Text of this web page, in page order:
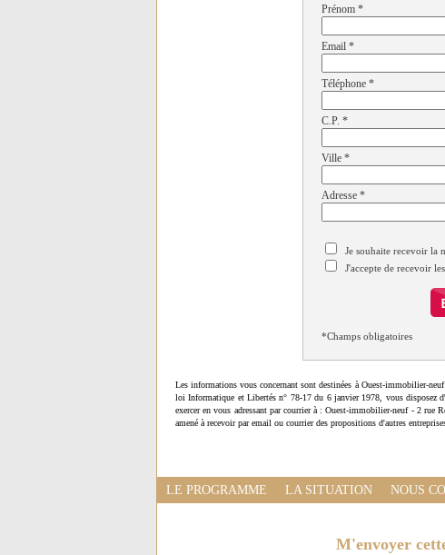
Prénom *
Email *
Téléphone *
C.P. *
Ville *
Adresse *
Je souhaite recevoir la
J'accepte de recevoir
*Champs obligatoires
Les informations vous concernant sont destinées à Ouest-immobilier-
loi Informatique et Libertés n° 78-17 du 6 janvier 1978, vous disposez
exercer en vous adressant par courrier à : Ouest-immobilier-neuf - 2 rue
amené à recevoir par email ou courrier des propositions d'autres
LE PROGRAMME LA SITUATION NOUS
M'envoyer